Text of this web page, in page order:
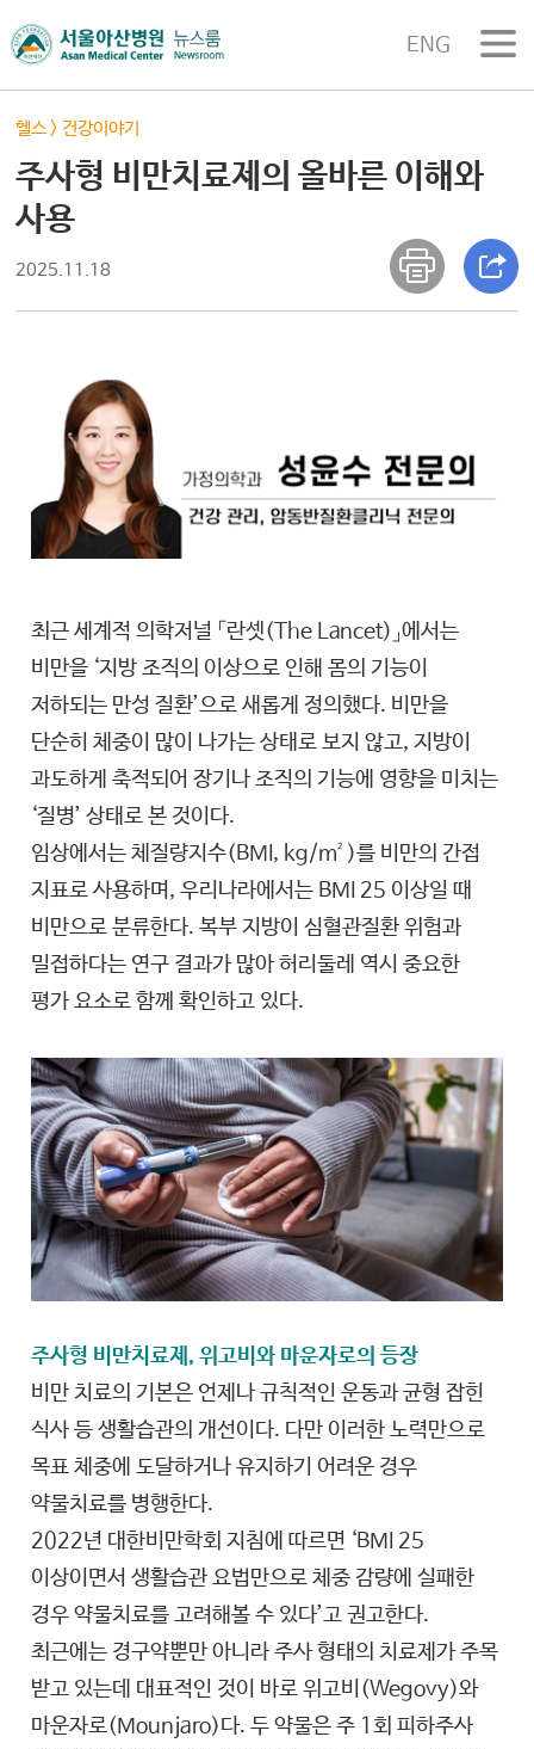
ENG
헬스 > 건강이야기
주사형 비만치료제의 올바른 이해와
사용
2025.11.18
최근 세계적 의학저널 「란셋(The Lancet)」에서는
비만을 ‘지방 조직의 이상으로 인해 몸의 기능이
저하되는 만성 질환’으로 새롭게 정의했다. 비만을
단순히 체중이 많이 나가는 상태로 보지 않고, 지방이
과도하게 축적되어 장기나 조직의 기능에 영향을 미치는
‘질병’ 상태로 본 것이다.
임상에서는 체질량지수(BMI, kg/m²)를 비만의 간접
지표로 사용하며, 우리나라에서는 BMI 25 이상일 때
비만으로 분류한다. 복부 지방이 심혈관질환 위험과
밀접하다는 연구 결과가 많아 허리둘레 역시 중요한
평가 요소로 함께 확인하고 있다.
주사형 비만치료제, 위고비와 마운자로의 등장
비만 치료의 기본은 언제나 규칙적인 운동과 균형 잡힌
식사 등 생활습관의 개선이다. 다만 이러한 노력만으로
목표 체중에 도달하거나 유지하기 어려운 경우
약물치료를 병행한다.
2022년 대한비만학회 지침에 따르면 ‘BMI 25
이상이면서 생활습관 요법만으로 체중 감량에 실패한
경우 약물치료를 고려해볼 수 있다’고 권고한다.
최근에는 경구약뿐만 아니라 주사 형태의 치료제가 주목
받고 있는데 대표적인 것이 바로 위고비(Wegovy)와
마운자로(Mounjaro)다. 두 약물은 주 1회 피하주사